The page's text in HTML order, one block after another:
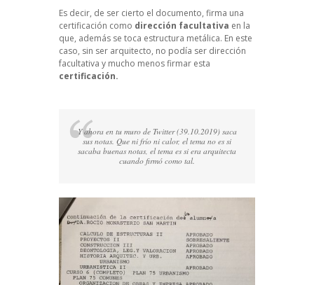
Es decir, de ser cierto el documento, firma una
certificación como dirección facultativa en la
que, además se toca estructura metálica. En este
caso, sin ser arquitecto, no podía ser dirección
facultativa y mucho menos firmar esta
certificación.
Y ahora en tu muro de Twitter (39.10.2019) saca
sus notas. Que ni frío ni calor, el tema no es si
sacaba buenas notas, el tema es si era arquitecta
cuando firmó como tal.